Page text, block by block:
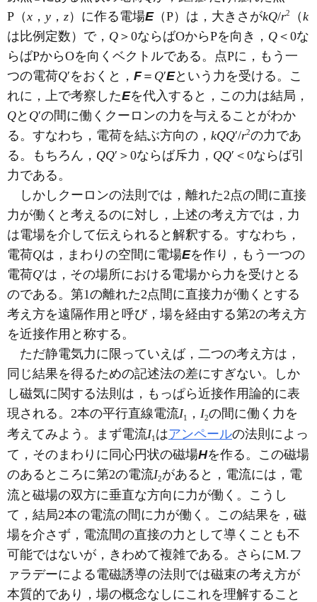
P（x ， y ， z）に作る電場E（P）は，大きさがkQ/r2 （k
は比例定数）で， Q ＞0ならばOからPを向き， Q ＜0な
らばPからOを向くベクトルである。点Pに，もう一
つの電荷Q′をおくと， F＝ Q′Eという力を受ける。こ
れに，上で考察したEを代入すると，この力は結局，
Qと Q′の間に働くクーロンの力を与えることがわか
る。すなわち，電荷を結ぶ方向の， kQQ′/r2の力であ
る。もちろん， QQ′＞0ならば斥力， QQ′＜0ならば引
力である。
しかしクーロンの法則では，離れた2点の間に直接
力が働くと考えるのに対し，上述の考え方では，力
は電場を介して伝えられると解釈する。すなわち，
電荷Qは，まわりの空間に電場Eを作り，もう一つの
電荷Q′は，その場所における電場から力を受けとる
のである。第1の離れた2点間に直接力が働くとする
考え方を遠隔作用と呼び，場を経由する第2の考え方
を近接作用と称する。
ただ静電気力に限っていえば，二つの考え方は，
同じ結果を得るための記述法の差にすぎない。しか
し磁気に関する法則は，もっぱら近接作用論的に表
現される。2本の平行直線電流I1 ， I2の間に働く力を
考えてみよう。まず電流I1 はアンペールの法則によっ
て，そのまわりに同心円状の磁場Hを作る。この磁場
のあるところに第2の電流I2があると，電流には，電
流と磁場の双方に垂直な方向に力が働く。こうし
て，結局2本の電流の間に力が働く。この結果を，磁
場を介さず，電流間の直接の力として導くことも不
可能ではないが，きわめて複雑である。さらにM.フ
ァラデーによる電磁誘導の法則では磁束の考え方が
本質的であり，場の概念なしにこれを理解すること